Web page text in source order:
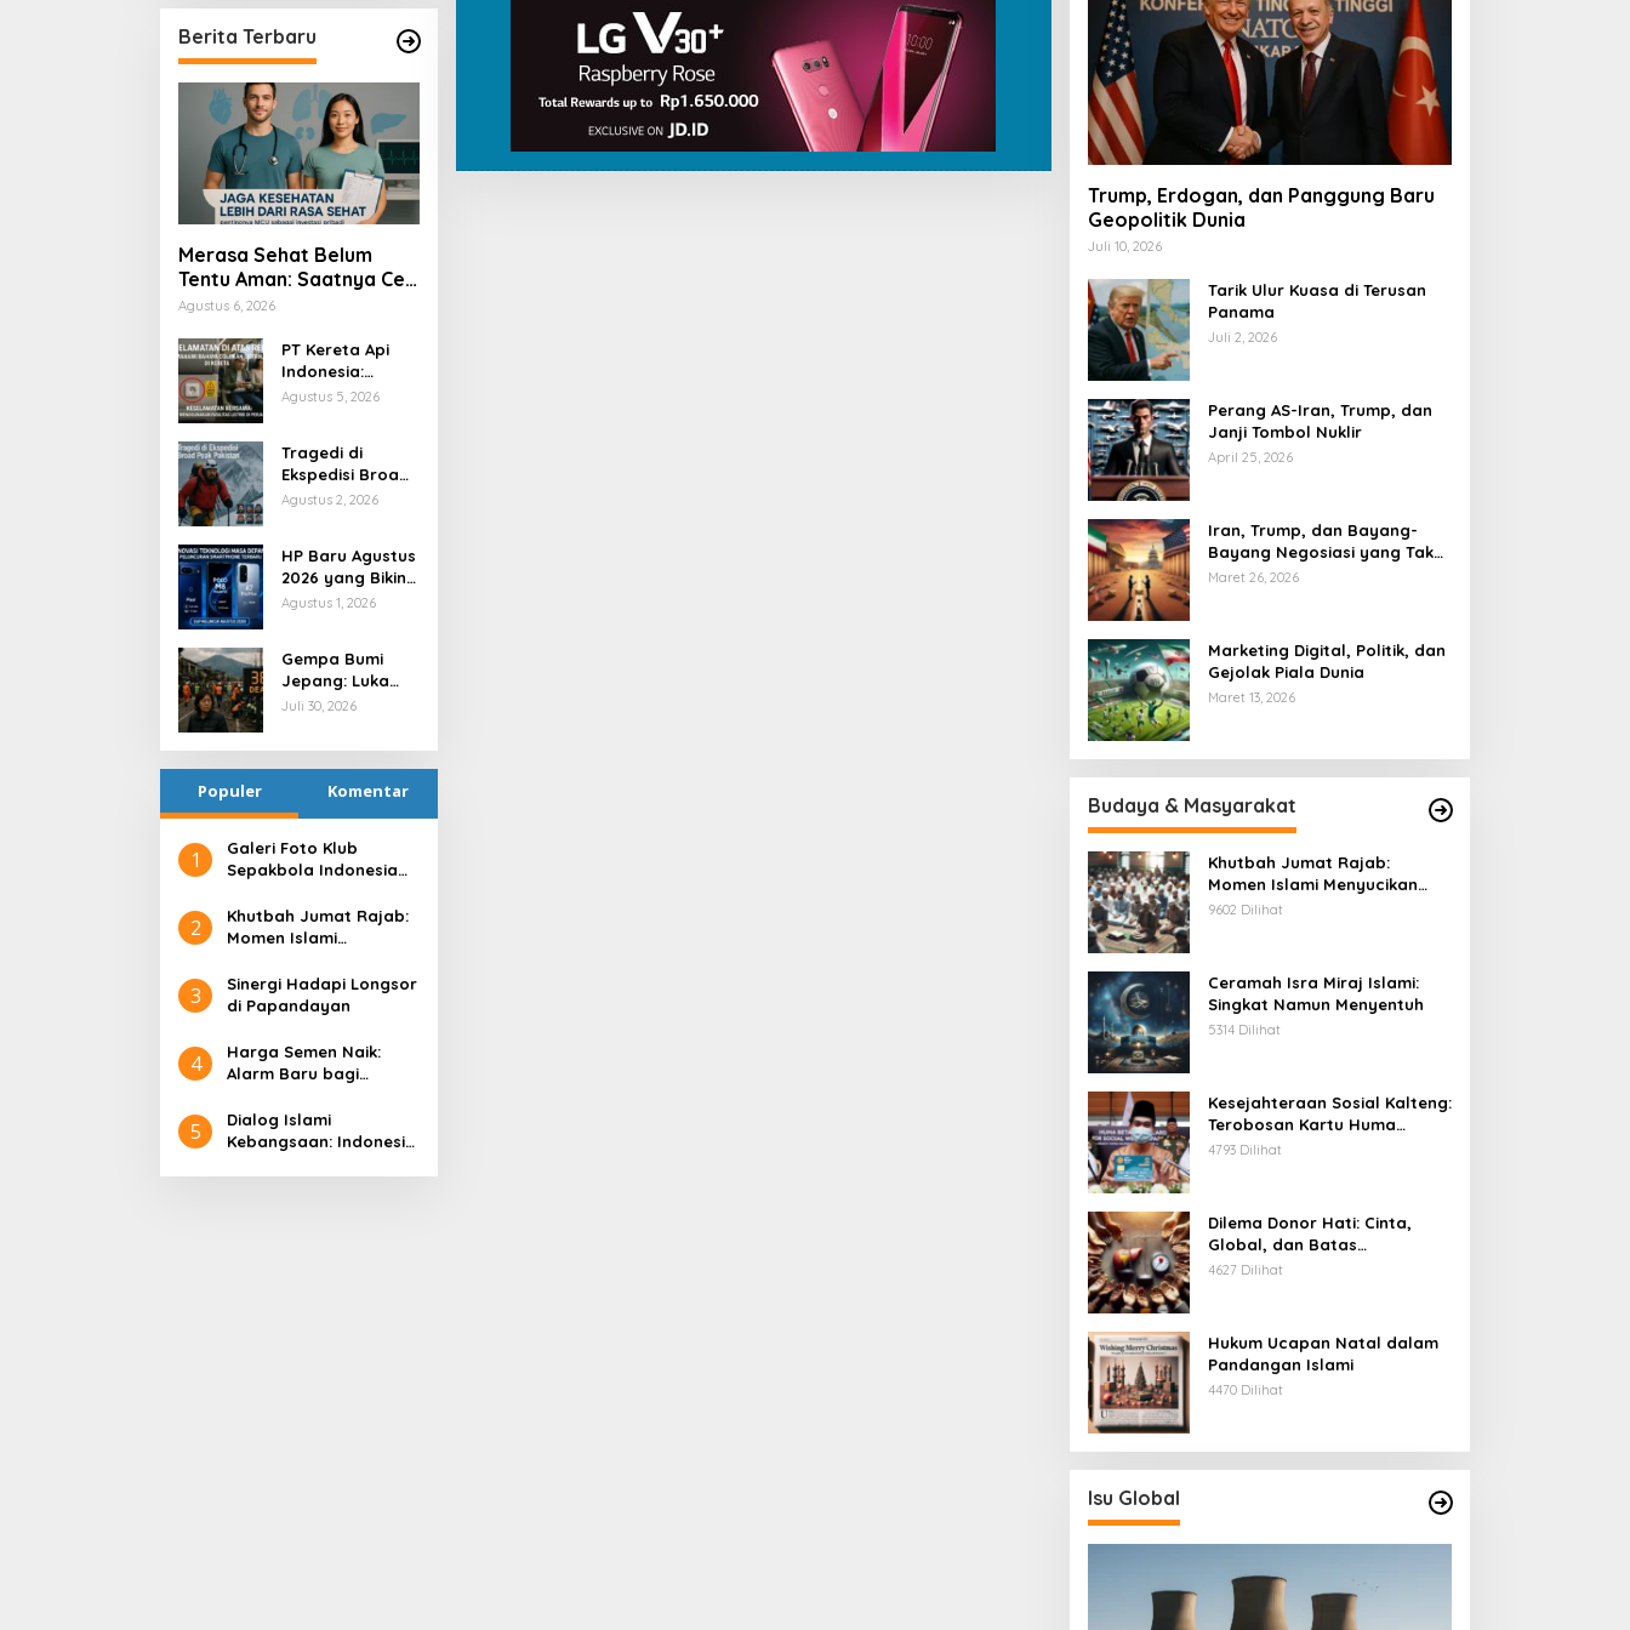
Berita Terbaru
Merasa Sehat Belum
Tentu Aman: Saatnya Cek
Kesehatan Menyeluruh
Agustus 6, 2026
PT Kereta Api
Indonesia:
Bahaya Colok
Agustus 5, 2026
Tragedi di
Ekspedisi Broad
Peak Pakistan
Agustus 2, 2026
HP Baru Agustus
2026 yang Bikin
Indonesia Heboh
Agustus 1, 2026
Gempa Bumi
Jepang: Luka
Fisik, Guncangan
Juli 30, 2026
Populer Komentar
1
Galeri Foto Klub
Sepakbola Indonesia
2
Khutbah Jumat Rajab:
Momen Islami
3
Sinergi Hadapi Longsor
di Papandayan
4
Harga Semen Naik:
Alarm Baru bagi
5
Dialog Islami
Kebangsaan: Indonesia
O
R
P
T
Trump, Erdogan, dan Panggung Baru
Geopolitik Dunia
Juli 10, 2026
Tarik Ulur Kuasa di Terusan
Panama
Juli 2, 2026
Perang AS-Iran, Trump, dan
Janji Tombol Nuklir
April 25, 2026
Iran, Trump, dan Bayang-
Bayang Negosiasi yang Tak
Pernah Usai
Maret 26, 2026
Marketing Digital, Politik, dan
Gejolak Piala Dunia
Maret 13, 2026
Budaya & Masyarakat
Khutbah Jumat Rajab:
Momen Islami Menyucikan
Hati
9602 Dilihat
Ceramah Isra Miraj Islami:
Singkat Namun Menyentuh
5314 Dilihat
Kesejahteraan Sosial Kalteng:
Terobosan Kartu Huma
Betang
4793 Dilihat
Dilema Donor Hati: Cinta,
Global, dan Batas
Pengorbanan
4627 Dilihat
Hukum Ucapan Natal dalam
Pandangan Islami
4470 Dilihat
Isu Global